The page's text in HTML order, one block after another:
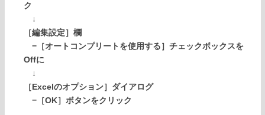
ク
↓
［編集設定］欄
−［オートコンプリートを使用する］チェックボックスを
Offに
↓
［Excelのオプション］ダイアログ
−［OK］ボタンをクリック